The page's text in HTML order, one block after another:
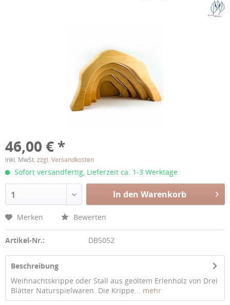
46,00 € *
inkl. MwSt. zzgl. Versandkosten
Sofort versandfertig, Lieferzeit ca. 1-3 Werktage
1 In den Warenkorb
Merken Bewerten
Artikel-Nr.: DB5052
Beschreibung
Weihnachtskrippe oder Stall aus geöltem Erlenholz von Drei
Blätter Naturspielwaren. Die Krippe... mehr